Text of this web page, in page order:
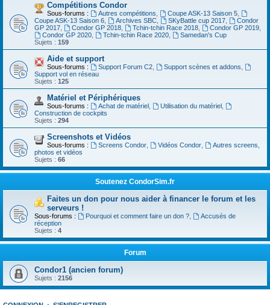
Compétitions Condor
Sous-forums : Autres compétitions Coupe ASK-13 Saison 5,
Coupe ASK-13 Saison 6
Archives SBC, SKyBattle cup 2017,
Condor
GP 2017
Condor GP 2018, Tchin-tchin Race 2018, Condor GP 2019,
Condor GP 2020, Tchin-tchin Race 2020,
Samedan's Cup
Sujets : 159
Aide et support
Sous-forums : Support Forum C2, Support scènes et addons
Support vol en réseau
Sujets : 125
Matériel et Périphériques
Sous-forums : Achat de matériel, Utilisation du matériel,
Construction de cockpits
Sujets : 294
Screenshots et Vidéos
Sous-forums : Screens Condor, Vidéos Condor,
Autres screens,
photos et vidéos
Sujets : 66
Soutenez CondorSim.fr
Faites un don pour nous aider à financer le forum et les
serveurs !
Sous-forums : Pourquoi et comment faire un don ?,
Accusés de
réception
Sujets : 4
Forum
Condor1 (ancien forum)
Sujets : 2156